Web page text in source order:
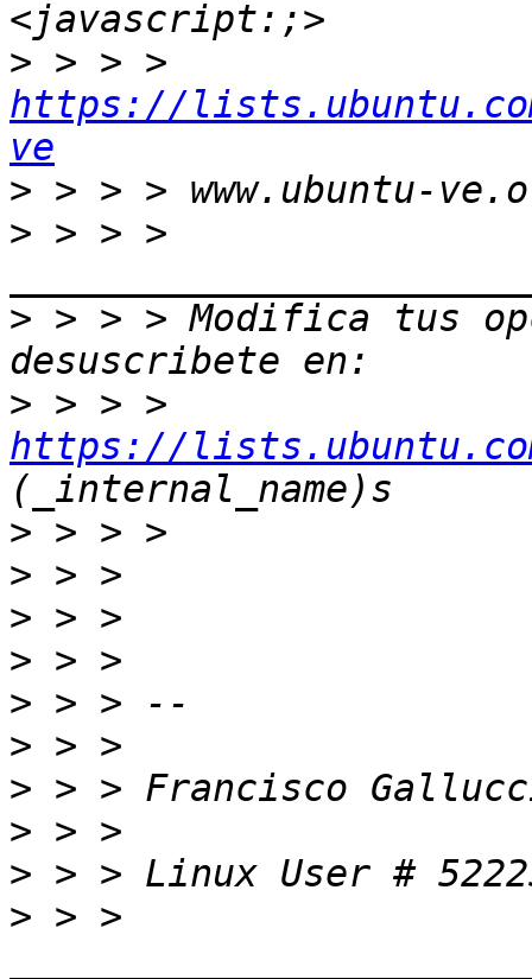
>
https://
ve
>
> > > >
> > > > Modifica tus
>
https://
>
>
>
>
>
>
>
>
>
> > >